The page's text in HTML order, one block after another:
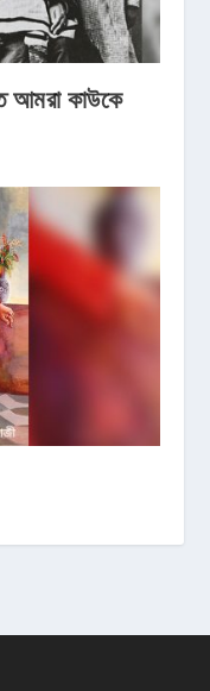
আমরা কাউকে